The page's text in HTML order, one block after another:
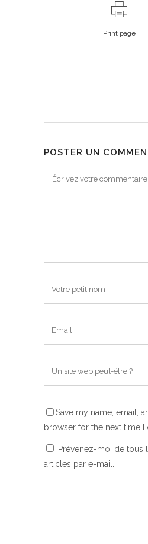
Print page
POSTER UN
Save my name, email,
browser for the next time I
Prévenez-moi de tous
articles par e-mail.